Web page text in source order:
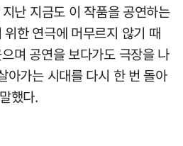
난 지금도 이 작품을 공연하는
한 연극에 머무르지 않기 때
며 공연을 보다가도 극장을 나
아가는 시대를 다시 한 번 돌아
했다.